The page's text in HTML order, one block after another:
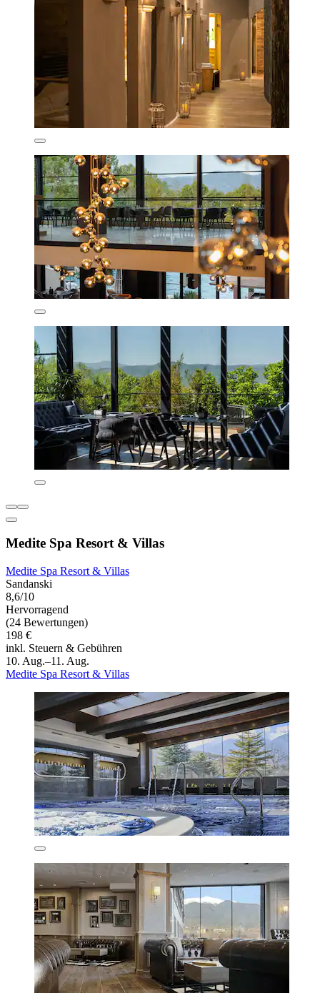
Medite Spa Resort & Villas
Medite Spa Resort & Villas
Sandanski
8,6/10
Hervorragend
(24 Bewertungen)
198 €
inkl. Steuern & Gebühren
10. Aug.–11. Aug.
Medite Spa Resort & Villas